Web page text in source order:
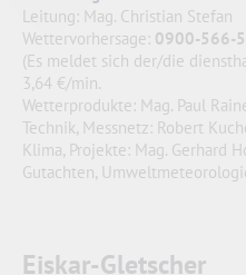
Leitung: Mag. Christian Stefan
Wettervorhersage: 0900-566-
(Es meldet sich der/die
3,64 €/min.
Wetterprodukte: Mag. Paul
Technik, Messnetz: Robert
Klima, Projekte: Mag. Gerhard
Gutachten,
Eiskar-Gletscher